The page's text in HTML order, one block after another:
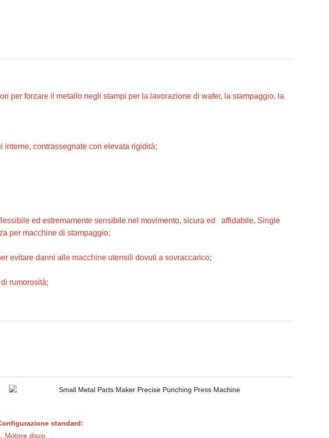
per forzare il metallo negli stampi per la lavorazione di wafer, la stampaggio, la
contrassegnate con elevata rigidità;
ed estremamente sensibile nel movimento, sicura ed affidabile, Single
per macchine di stampaggio;
evitare danni alle macchine utensili dovuti a sovraccarico;
rumorosità;
standard:
Motore disco